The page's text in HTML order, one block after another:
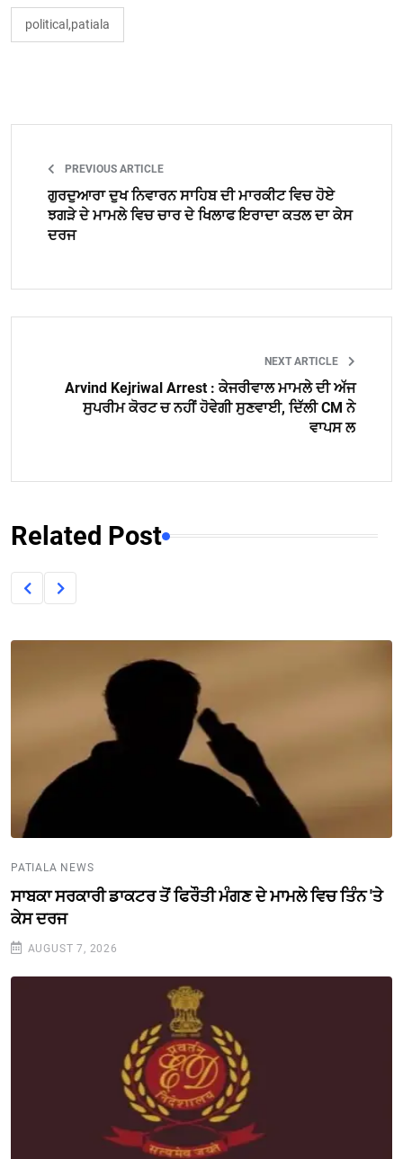
political,patiala
PREVIOUS ARTICLE
ਗੁਰਦੁਆਰਾ ਦੁਖ ਨਿਵਾਰਨ ਸਾਹਿਬ ਦੀ ਮਾਰਕੀਟ ਵਿਚ ਹੋਏ
ਝਗੜੇ ਦੇ ਮਾਮਲੇ ਵਿਚ ਚਾਰ ਦੇ ਖਿਲਾਫ ਇਰਾਦਾ ਕਤਲ ਦਾ ਕੇਸ
ਦਰਜ
NEXT ARTICLE
Arvind Kejriwal Arrest : ਕੇਜਰੀਵਾਲ ਮਾਮਲੇ ਦੀ ਅੱਜ
ਸੁਪਰੀਮ ਕੋਰਟ ਚ ਨਹੀਂ ਹੋਵੇਗੀ ਸੁਣਵਾਈ, ਦਿੱਲੀ CM ਨੇ
ਵਾਪਸ ਲ
Related Post
PATIALA NEWS
ਸਾਬਕਾ ਸਰਕਾਰੀ ਡਾਕਟਰ ਤੋਂ ਫਿਰੌਤੀ ਮੰਗਣ ਦੇ ਮਾਮਲੇ ਵਿਚ ਤਿੰਨ 'ਤੇ
ਕੇਸ ਦਰਜ
AUGUST 7, 2026